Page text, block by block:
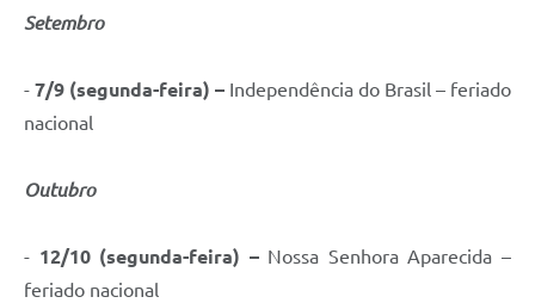
Setembro
- 7/9 (segunda-feira) – Independência do Brasil – feriado
nacional
Outubro
- 12/10 (segunda-feira) –Nossa Senhora Aparecida –
feriado nacional